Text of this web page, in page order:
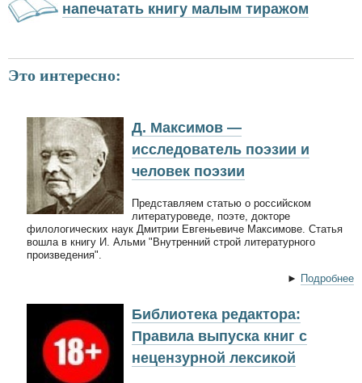
напечатать книгу малым тиражом
Это интересно:
Д. Максимов —
исследователь поэзии и
человек поэзии
Представляем статью о российском
литературоведе, поэте, докторе
филологических наук Дмитрии Евгеньевиче Максимове. Статья
вошла в книгу И. Альми "Внутренний строй литературного
произведения".
► Подробнее
Библиотека редактора:
Правила выпуска книг с
нецензурной лексикой